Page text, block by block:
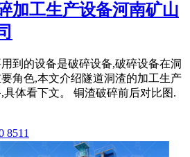
加工生产设备河南矿山
到的设备是破碎设备,破碎设备在洞
角色,本文介绍隧道洞渣的加工生产
体看下文。 铜渣破碎前后对比图.
8511